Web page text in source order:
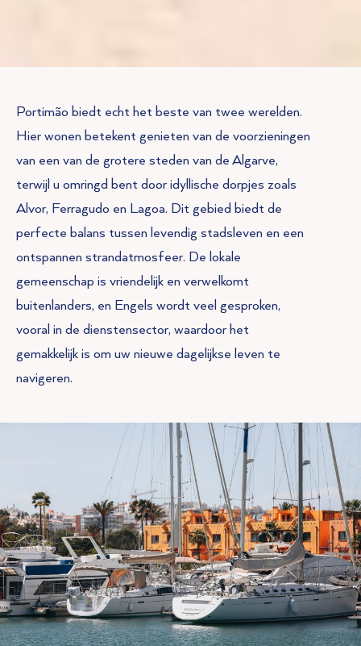
Portimão biedt echt het beste van twee werelden.
Hier wonen betekent genieten van de voorzieningen
van een van de grotere steden van de Algarve,
terwijl u omringd bent door idyllische dorpjes zoals
Alvor, Ferragudo en Lagoa. Dit gebied biedt de
perfecte balans tussen levendig stadsleven en een
ontspannen strandatmosfeer. De lokale
gemeenschap is vriendelijk en verwelkomt
buitenlanders, en Engels wordt veel gesproken,
vooral in de dienstensector, waardoor het
gemakkelijk is om uw nieuwe dagelijkse leven te
navigeren.